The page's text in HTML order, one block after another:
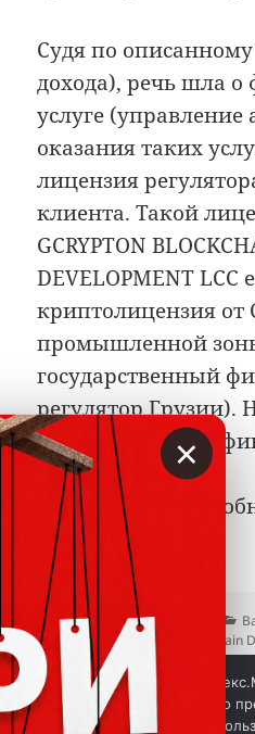
Судя по
дохода), речь шла о
услуге
оказания таких
лицензия
клиента. Такой
GCRYPTON
DEVELOPMENT LCC
криптолицензия от
промышленной
государственный
регулятор Грузии).
права оказывать
Держитесь от
подальше.
Опубликовано
25.05.2025
Отзывы
Метки
Gcrypton Blockchain
MEXOption, MСapital
Чащин
Игорь Малахов 3
Мы используем куки,
аналитики для наилучшего
Если вы продолжите
×